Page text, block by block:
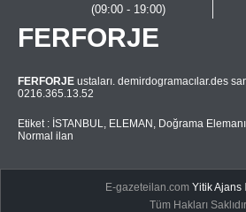
(09:00 - 19:00)
FERFORJE
FERFORJE ustaları. demirdogramacılar.des
0216.365.13.52
Etiket : İSTANBUL, ELEMAN , Doğrama Elemanı
Normal ilan
E-gazeteilan.comYitik Ajans
Tüm Hakları